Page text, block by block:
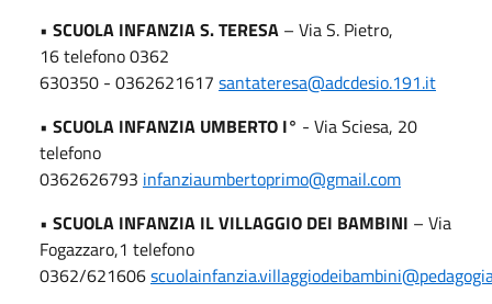
• SCUOLA INFANZIA S. TERESA – Via S. Pietro,
16 telefono 0362
630350 - 0362621617 santateresa@adcdesio.191.it
• SCUOLA INFANZIA UMBERTO I° - Via Sciesa, 20
telefono
0362626793 infanziaumbertoprimo@gmail.com
• SCUOLA INFANZIA IL VILLAGGIO DEI BAMBINI – Via
Fogazzaro,1 telefono
0362/621606